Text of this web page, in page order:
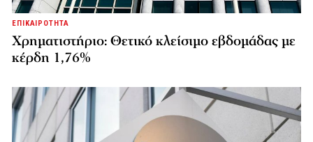
ΕΠΙΚΑΙΡΟΤΗΤΑ
Χρηματιστήριο: Θετικό κλείσιμο εβδομάδας με
κέρδη 1,76%